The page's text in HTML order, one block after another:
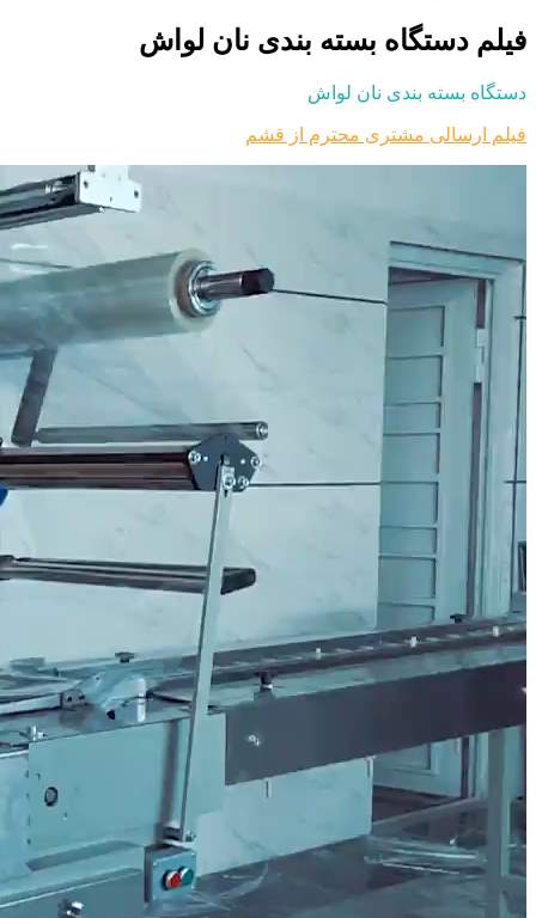
فیلم دستگاه بسته بندی نان لواش
دستگاه بسته بندی نان لواش
فیلم ارسالی مشتری محترم از قشم